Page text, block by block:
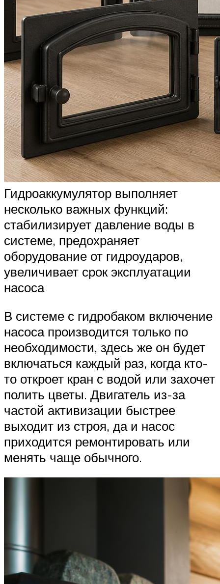
Гидроаккумулятор выполняет
несколько важных функций:
стабилизирует давление воды в
системе, предохраняет
оборудование от гидроударов,
увеличивает срок эксплуатации
насоса
В системе с гидробаком включение
насоса производится только по
необходимости, здесь же он будет
включаться каждый раз, когда кто-
то откроет кран с водой или захочет
полить цветы. Двигатель из-за
частой активизации быстрее
выходит из строя, да и насос
приходится ремонтировать или
менять чаще обычного.